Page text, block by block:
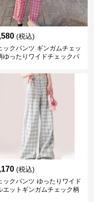
(税込)
ックパンツ ギンガムチェッ
ゆったりワイドチェックパ
(税込)
ックパンツ ゆったりワイド
エットギンガムチェック柄